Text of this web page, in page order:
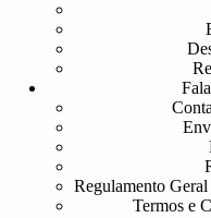
Regulamento
Termos e